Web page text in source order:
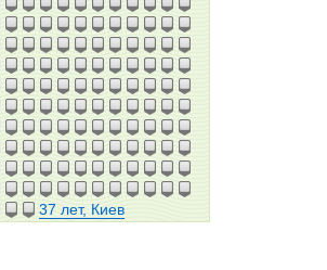
37 лет, Киев